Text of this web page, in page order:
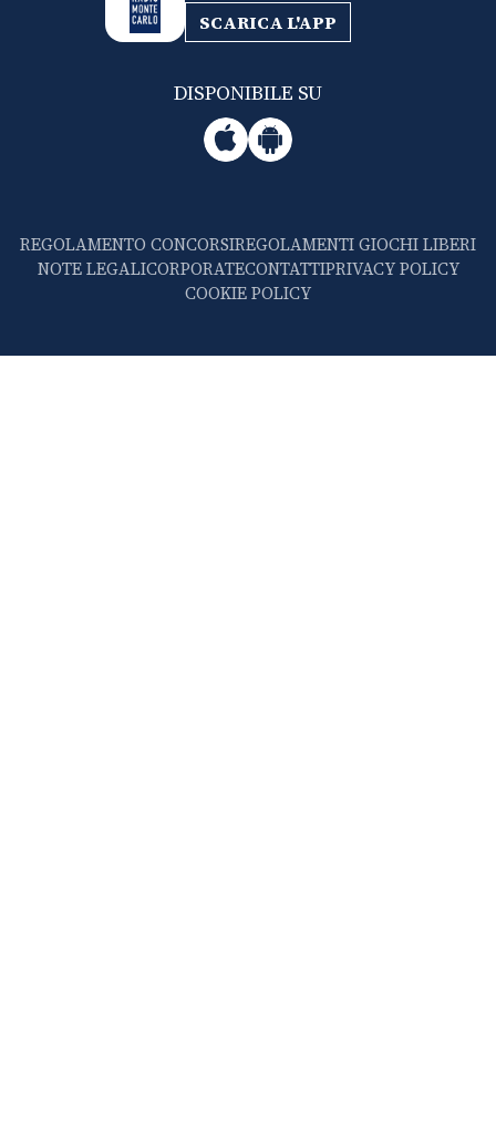
SCARICA L'APP
DISPONIBILE SU
REGOLAMENTO CONCORSIREGOLAMENTI GIOCHI LIBERI
NOTE LEGALICORPORATECONTATTIPRIVACY POLICY
COOKIE POLICY